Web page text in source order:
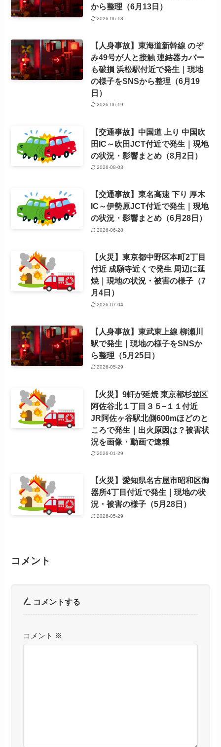
から整理（6月13日）
2026-06-13
【人身事故】東海道新幹線 のぞ
み49号が人と接触 連結器カバー
も破損 浜松駅付近で発生｜現地
の様子をSNSから整理（6月19
日）
2026-06-19
【交通事故】中国道 上り 中国吹
田IC～吹田JCT付近で発生｜現地
の状況・影響まとめ（8月2日）
2026-08-03
【交通事故】東名高速 下り 厚木
IC～伊勢原JCT付近で発生｜現地
の状況・影響まとめ（6月28日）
2026-06-28
【火災】東京都中野区本町2丁目
付近 成願寺近くで発生 周辺に延
焼｜現地の状況・被害の様子（7
月4日）
2026-07-04
【人身事故】東武東上線 柳瀬川
駅で発生｜現地の様子をSNSか
ら整理（5月25日）
2026-05-29
【火災】9軒が延焼 東京都杉並区
阿佐谷北１丁目３５−１１付近
JR阿佐ヶ谷駅北側600mほどのと
ころで発生｜出火原因は？被害状
況を画像・動画で速報
2026-01-29
【火災】愛知県名古屋市昭和区御
器所4丁目付近で発生｜現地の状
況・被害の様子（5月28日）
2026-05-29
コメント
コメントする
コメント ※